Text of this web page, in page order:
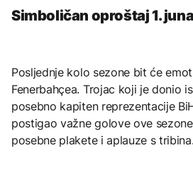
Simboličan oproštaj 1. juna
Posljednje kolo sezone bit će
Fenerbahçea. Trojac koji je donio
posebno kapiten reprezentacije
postigao važne golove ove
posebne plakete i aplauze s